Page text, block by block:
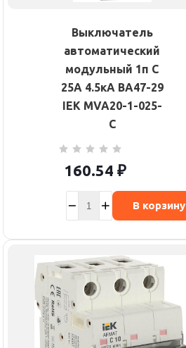
Выключатель
автоматический
модульный 1п C
25А 4.5кА ВА47-29
IEK MVA20-1-025-
C
160.54 ₽
В корзину